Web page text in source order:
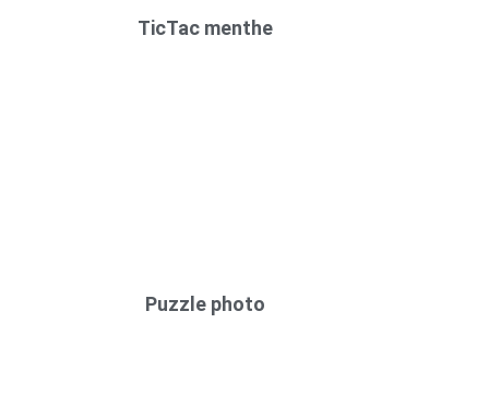
TicTac menthe
Puzzle photo